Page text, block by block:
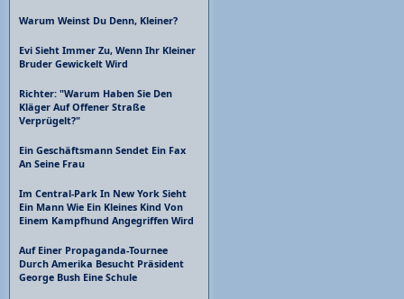
Warum Weinst Du Denn, Kleiner?
Evi Sieht Immer Zu, Wenn Ihr Kleiner
Bruder Gewickelt Wird
Richter: "Warum Haben Sie Den
Kläger Auf Offener Straße
Verprügelt?"
Ein Geschäftsmann Sendet Ein Fax
An Seine Frau
Im Central-Park In New York Sieht
Ein Mann Wie Ein Kleines Kind Von
Einem Kampfhund Angegriffen Wird
Auf Einer Propaganda-Tournee
Durch Amerika Besucht Präsident
George Bush Eine Schule